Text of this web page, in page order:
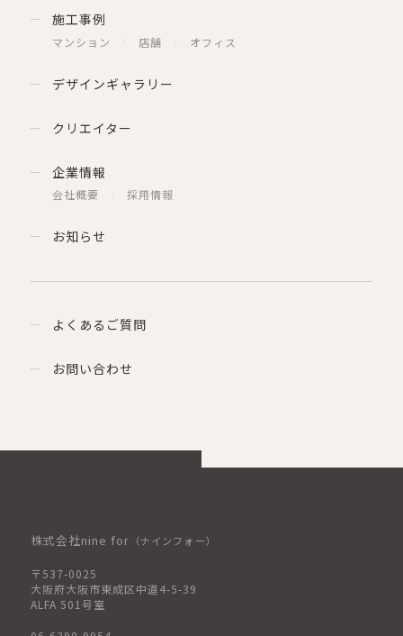
施工事例
マンション 店舗 オフィス
デザインギャラリー
クリエイター
企業情報
会社概要 採用情報
お知らせ
よくあるご質問
お問い合わせ
株式会社nine for （ナインフォー）
〒537-0025
大阪府大阪市東成区中道4-5-39
ALFA 501号室